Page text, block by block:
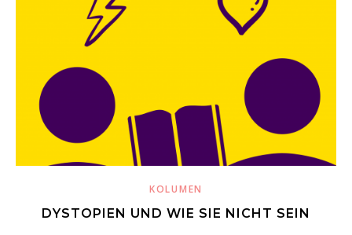
KOLUMEN
DYSTOPIEN UND WIE SIE NICHT SEIN